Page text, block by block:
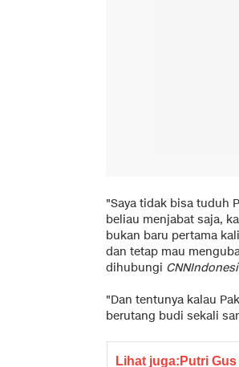
"Saya tidak bisa tuduh
beliau menjabat saja,
bukan baru pertama
dan tetap mau
dihubungi
"Dan tentunya kalau
berutang budi sekali
Lihat juga: Putri